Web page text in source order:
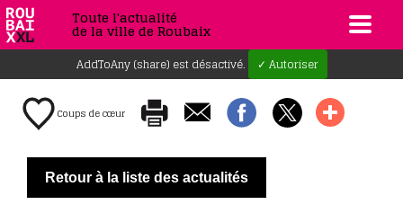
Toute l'actualité
de la ville de Roubaix
AddToAny (share) est désactivé. ✓ Autoriser
Coups de cœur
Retour à la liste des actualités